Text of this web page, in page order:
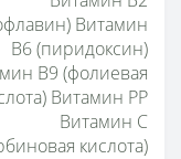
Витамин
B6 (пиридоксин)
B9 (фолиевая
Витамин PP
Витамин С
кислота)